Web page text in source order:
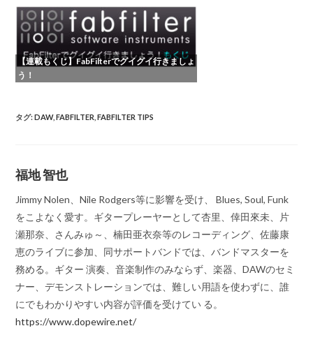
【連載もくじ】FabFilterでグイグイ行きましょ
う！
タグ:DAW, FABFILTER FABFILTER TIPS
福地 智也
Jimmy Nolen、Nile Rodgers等に影響を受け、 Blues, Soul, Funk
をこよなく愛す。ギタープレーヤーとして杏里、倖田來未、片
瀬那奈、さんみゅ～、楠田亜衣奈等のレコーディング、佐藤康
恵のライブに参加、同サポートバンドでは、バンドマスターを
務める。ギター 演奏、音楽制作のみならず、楽器、DAWのセミ
ナー、デモンストレーションでは、難しい用語を使わずに、誰
にでもわかりやすい内容が評価を受けてい る。
https://www.dopewire.net/